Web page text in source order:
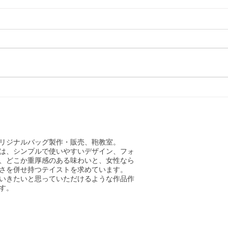
ジナルバッグ製作・販売、鞄教室。
、シンプルで使いやすいデザイン、フォ
どこか重厚感のある味わいと、女性なら
を併せ持つテイストを求めています。
きたいと思っていただけるような作品作
。